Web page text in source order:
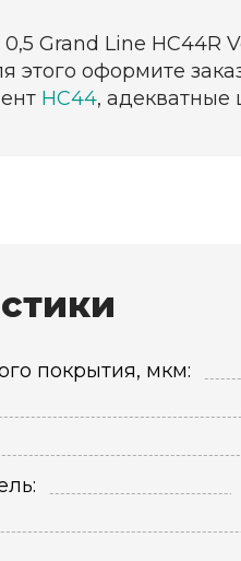
Grand Line НС44R
этого оформите
НС44, адекватные
покрытия, мкм: